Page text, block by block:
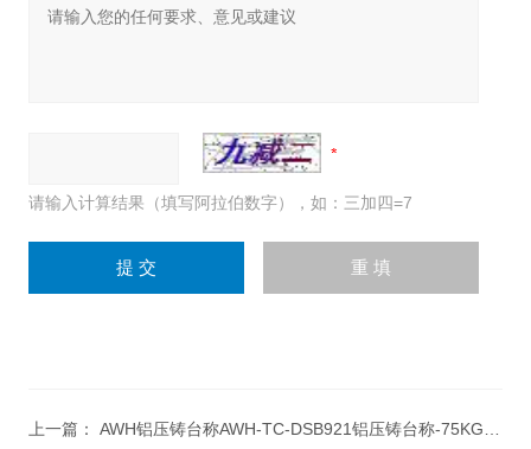
请输入计算结果（填写阿拉伯数字），如：三加四=7
上一篇： AWH铝压铸台称AWH-TC-DSB921铝压铸台称-75KG 上海英展电子称